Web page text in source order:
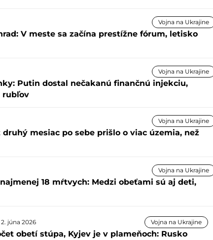
Vojna na Ukrajine
V meste sa začína prestížne fórum, letisko
Vojna na Ukrajine
Putin dostal nečakanú finančnú injekciu,
rubľov
Vojna na Ukrajine
mesiac po sebe prišlo o viac územia, než
Vojna na Ukrajine
18 mŕtvych: Medzi obeťami sú aj deti,
2. júna 2026 Vojna na Ukrajine
obetí stúpa, Kyjev je v plameňoch: Rusko